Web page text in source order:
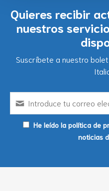
Quieres recibir
nuestros
Suscríbete a nuestro
He leído la política de
noticias